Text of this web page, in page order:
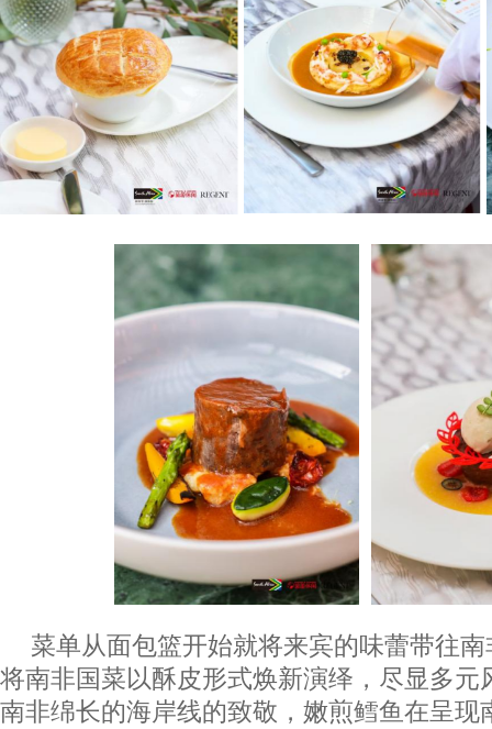
菜单从面包篮开始就将来宾的味蕾带往
将南非国菜以酥皮形式焕新演绎，尽显多元
南非绵长的海岸线的致敬，嫩煎鳕鱼在呈现